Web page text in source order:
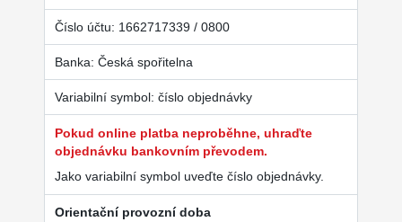
Číslo účtu: 1662717339 / 0800
Banka: Česká spořitelna
Variabilní symbol: číslo objednávky
Pokud online platba neproběhne, uhraďte
objednávku bankovním převodem.
Jako variabilní symbol uveďte číslo objednávky.
Orientační provozní doba